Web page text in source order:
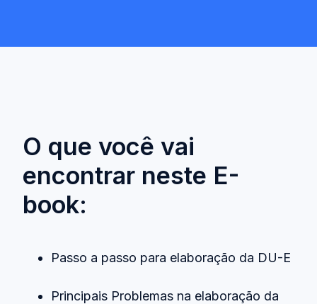
O que você vai
encontrar neste E-
book:
Passo a passo para elaboração da DU-E
Principais Problemas na elaboração da